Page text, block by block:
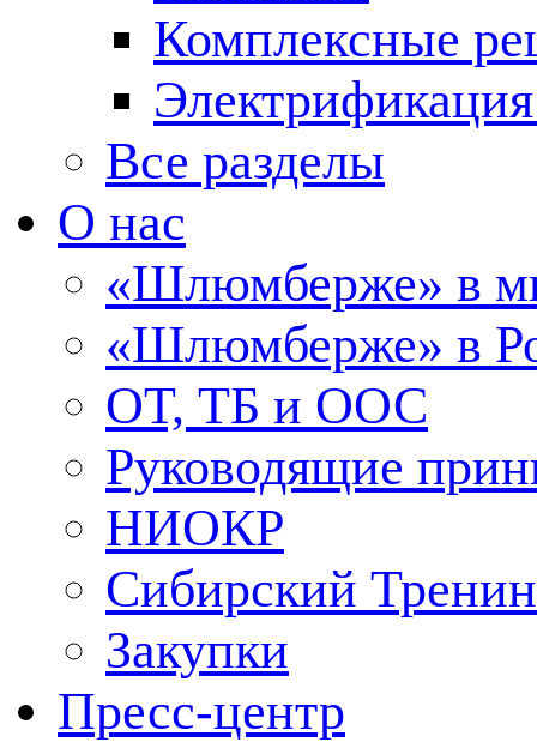
Комплексные
Все разделы
О нас
«Шлюмберже» в
«Шлюмберже» в
ОТ, ТБ и ООС
Руководящие
НИОКР
Сибирский
Закупки
Пресс-центр